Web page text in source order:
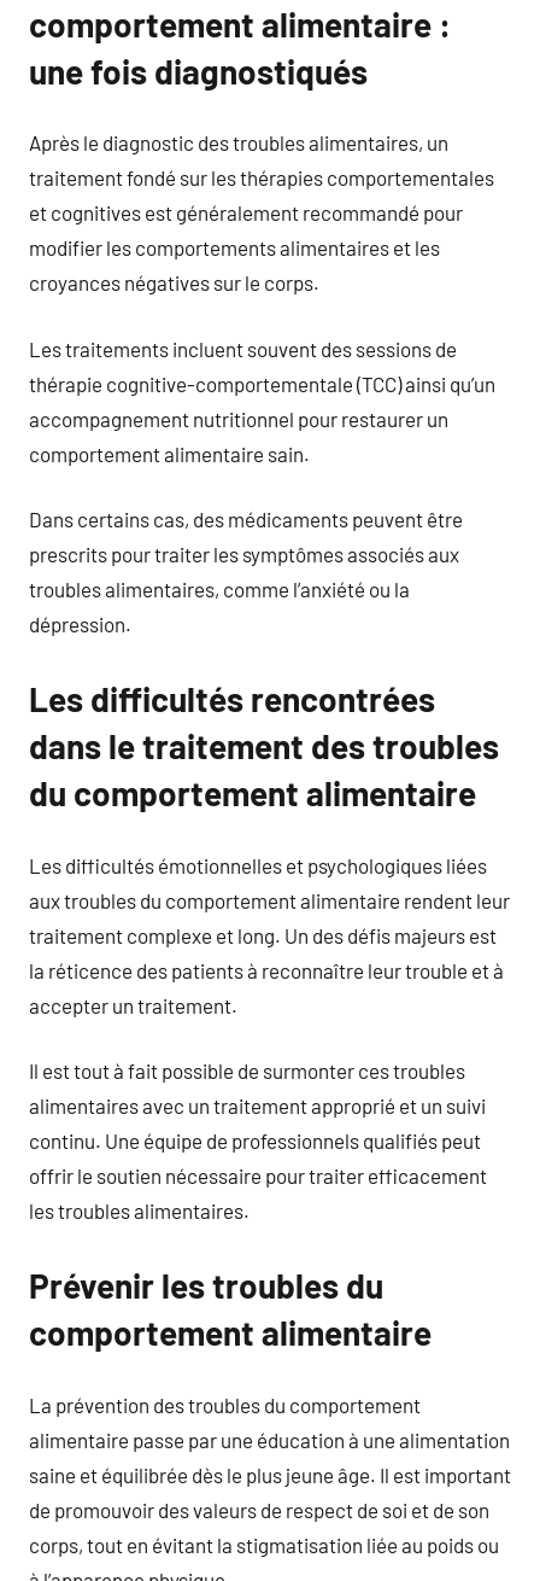
comportement alimentaire :
une fois diagnostiqués
Après le diagnostic des troubles alimentaires, un
traitement fondé sur les thérapies comportementales
et cognitives est généralement recommandé pour
modifier les comportements alimentaires et les
croyances négatives sur le corps.
Les traitements incluent souvent des sessions de
thérapie cognitive-comportementale (TCC) ainsi qu’un
accompagnement nutritionnel pour restaurer un
comportement alimentaire sain.
Dans certains cas, des médicaments peuvent être
prescrits pour traiter les symptômes associés aux
troubles alimentaires, comme l’anxiété ou la
dépression.
Les difficultés rencontrées
dans le traitement des troubles
du comportement alimentaire
Les difficultés émotionnelles et psychologiques liées
aux troubles du comportement alimentaire rendent leur
traitement complexe et long. Un des défis majeurs est
la réticence des patients à reconnaître leur trouble et à
accepter un traitement.
Il est tout à fait possible de surmonter ces troubles
alimentaires avec un traitement approprié et un suivi
continu. Une équipe de professionnels qualifiés peut
offrir le soutien nécessaire pour traiter efficacement
les troubles alimentaires.
Prévenir les troubles du
comportement alimentaire
La prévention des troubles du comportement
alimentaire passe par une éducation à une alimentation
saine et équilibrée dès le plus jeune âge. Il est important
de promouvoir des valeurs de respect de soi et de son
corps, tout en évitant la stigmatisation liée au poids ou